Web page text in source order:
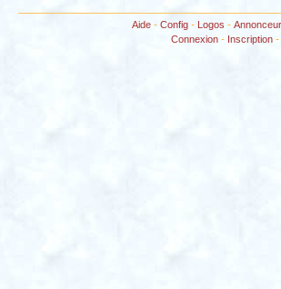
Aide- Config- Logos -
Connexion - Inscription -